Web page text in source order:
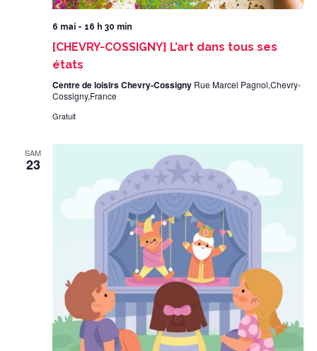
6 mai - 16 h 30 min
[CHEVRY-COSSIGNY] L’art dans tous ses
états
Centre de loisirs Chevry-Cossigny Rue Marcel Pagnol,Chevry-
Cossigny,France
Gratuit
SAM
23